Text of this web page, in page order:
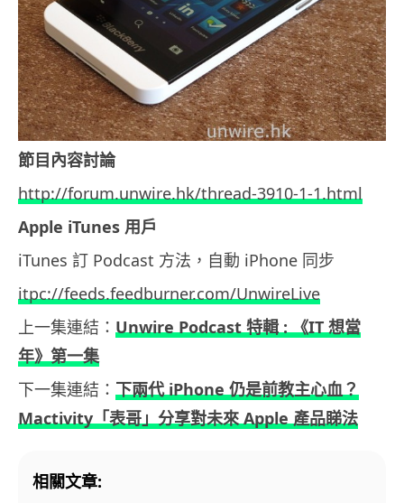
節目內容討論
http://forum.unwire.hk/thread-3910-1-1.html
Apple iTunes 用戶
iTunes 訂 Podcast 方法，自動 iPhone 同步
itpc://feeds.feedburner.com/UnwireLive
上一集連結： Unwire Podcast 特輯 : 《IT 想當
年》第一集
下一集連結： 下兩代 iPhone 仍是前教主心血？
Mactivity「表哥」分享對未來 Apple 產品睇法
相關文章: